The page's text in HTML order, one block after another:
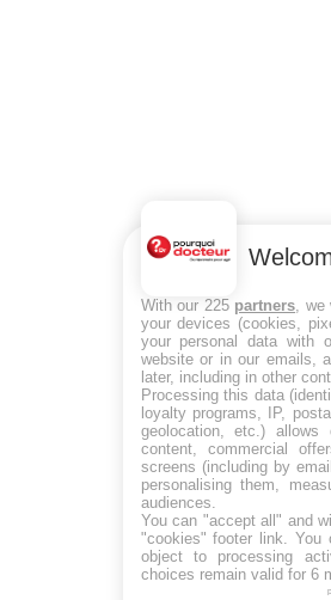
With our 225 partners ,
your devices (cookies,
your personal data with
website or in our emails,
later, including in other
Processing this data
loyalty programs, IP,
geolocation, etc.) allows
content, commercial
screens (including by
personalising them,
audiences.
You can "accept all" and
"cookies" footer link .
object to processing
choices remain valid for 6